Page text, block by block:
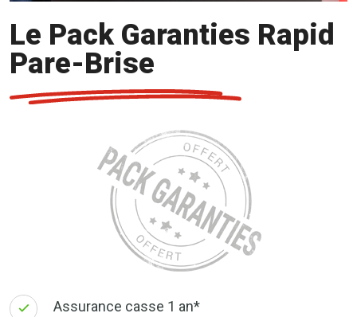
Le Pack Garanties Rapid
Pare-Brise
Assurance casse 1 an*